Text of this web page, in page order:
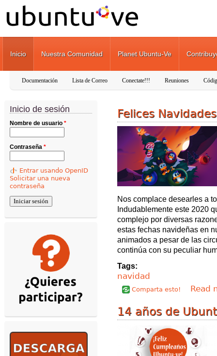
Pasar al contenido principal
Inicio Nuestra Comunidad Planet Ubuntu-Ve
Documentación Lista de Correo Conectate!!! Reuniones
Inicio de sesión
Nombre de usuario *
Contraseña *
Entrar usando OpenID
Solicitar una nueva
contraseña
Felices
Nos complace desearles a
Indudablemente este 2020
complejo por diversas
estas fechas navideñas en
animados a pesar de las
continúa con su peculiar
Tags:
navidad
Comparta esto! Read
14 años de